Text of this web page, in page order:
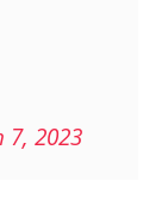
7, 2023